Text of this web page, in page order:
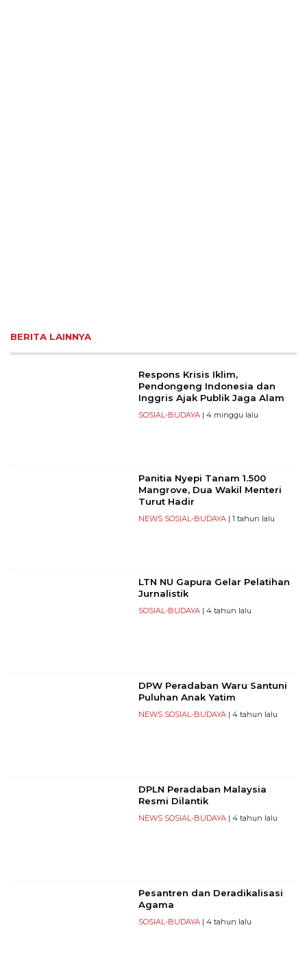
BERITA LAINNYA
Respons Krisis Iklim,
Pendongeng Indonesia dan
Inggris Ajak Publik Jaga Alam
SOSIAL-BUDAYA| 4 minggu lalu
Panitia Nyepi Tanam 1.500
Mangrove, Dua Wakil Menteri
Turut Hadir
NEWS SOSIAL-BUDAYA| 1 tahun lalu
LTN NU Gapura Gelar Pelatihan
Jurnalistik
SOSIAL-BUDAYA| 4 tahun lalu
DPW Peradaban Waru Santuni
Puluhan Anak Yatim
NEWS SOSIAL-BUDAYA| 4 tahun lalu
DPLN Peradaban Malaysia
Resmi Dilantik
NEWS SOSIAL-BUDAYA| 4 tahun lalu
Pesantren dan Deradikalisasi
Agama
SOSIAL-BUDAYA| 4 tahun lalu